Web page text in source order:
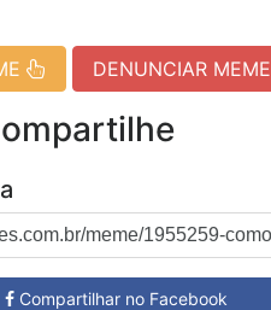
DENUNCIAR MEME
Compartilhar no Facebook